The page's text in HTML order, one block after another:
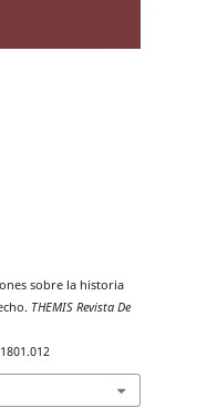
sobre la historia
THEMIS Revista De